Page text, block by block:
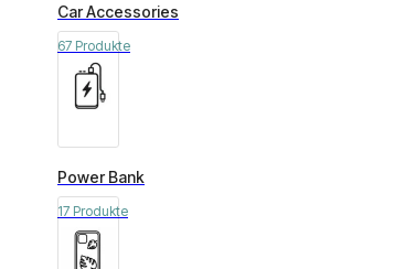
Car Accessories
67 Produkte
Power Bank
17 Produkte